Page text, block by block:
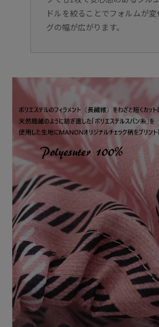
ドルを絞ることでフォルムが
グの幅が広がります。